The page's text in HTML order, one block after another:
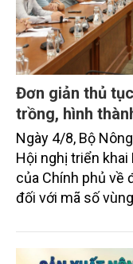
Đơn giản thủ
trồng, hình
Ngày 4/8, Bộ
Hội nghị triển
của Chính phủ về
đối với mã số